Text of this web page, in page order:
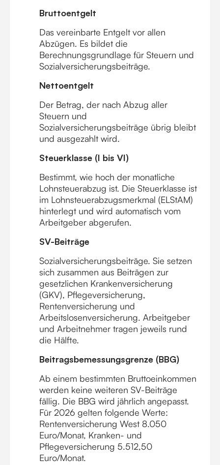
Bruttoentgelt
Das vereinbarte Entgelt vor allen
Abzügen. Es bildet die
Berechnungsgrundlage für Steuern und
Sozialversicherungsbeiträge.
Nettoentgelt
Der Betrag, der nach Abzug aller
Steuern und
Sozialversicherungsbeiträge übrig bleibt
und ausgezahlt wird.
Steuerklasse (I bis VI)
Bestimmt, wie hoch der monatliche
Lohnsteuerabzug ist. Die Steuerklasse ist
im Lohnsteuerabzugsmerkmal (ELStAM)
hinterlegt und wird automatisch vom
Arbeitgeber abgerufen.
SV-Beiträge
Sozialversicherungsbeiträge. Sie setzen
sich zusammen aus Beiträgen zur
gesetzlichen Krankenversicherung
(GKV), Pflegeversicherung,
Rentenversicherung und
Arbeitslosenversicherung. Arbeitgeber
und Arbeitnehmer tragen jeweils rund
die Hälfte.
Beitragsbemessungsgrenze (BBG)
Ab einem bestimmten Bruttoeinkommen
werden keine weiteren SV-Beiträge
fällig. Die BBG wird jährlich angepasst.
Für 2026 gelten folgende Werte:
Rentenversicherung West 8.050
Euro/Monat, Kranken- und
Pflegeversicherung 5.512,50
Euro/Monat.